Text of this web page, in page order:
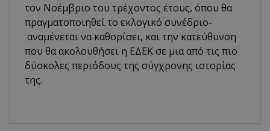
τον Νοέμβριο του τρέχοντος έτους, όπου θα
πραγματοποιηθεί το εκλογικό συνέδριο-
αναμένεται να καθορίσει, και την κατεύθυνση
που θα ακολουθήσει η ΕΔΕΚ σε μια από τις πιο
δύσκολες περιόδους της σύγχρονης ιστορίας
της.